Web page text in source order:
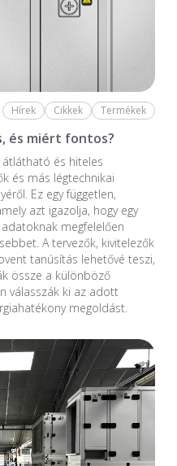
Hírek Cikkek Termékek
és miért fontos?
átlátható és hiteles
és más légtechnikai
Ez egy független,
azt igazolja, hogy egy
megfelelően
A tervezők, kivitelezők
tanúsítás lehetővé teszi,
össze a különböző
válasszák ki az adott
megoldást.